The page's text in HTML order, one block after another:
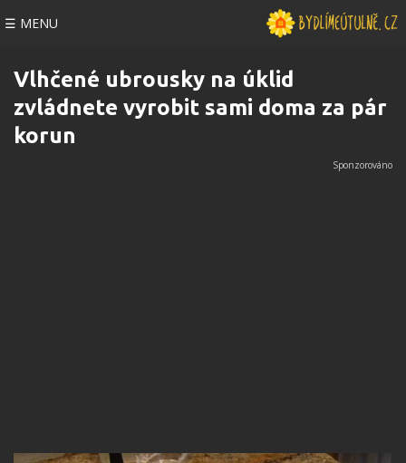
☰ MENU
Vlhčené ubrousky na úklid
zvládnete vyrobit sami doma za pár
korun